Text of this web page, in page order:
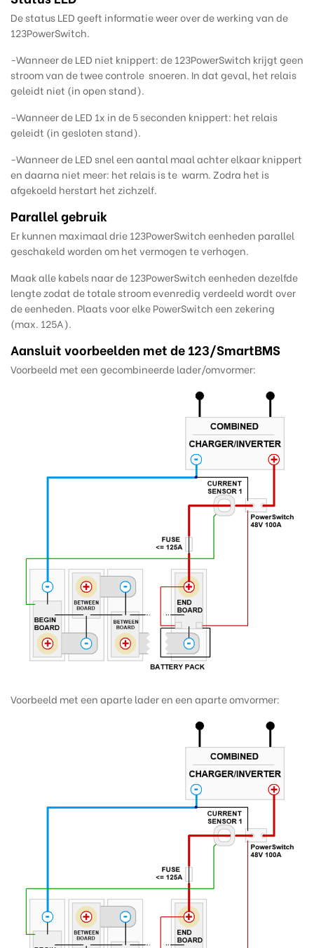
De status LED geeft informatie weer over de werking van de
123PowerSwitch.
-Wanneer de LED niet knippert: de 123PowerSwitch krijgt geen
stroom van de twee controle snoeren. In dat geval, het relais
geleidt niet (in open stand).
-Wanneer de LED 1x in de 5 seconden knippert: het relais
geleidt (in gesloten stand).
-Wanneer de LED snel een aantal maal achter elkaar knippert
en daarna niet meer: het relais is te warm. Zodra het is
afgekoeld herstart het zichzelf.
Parallel gebruik
Er kunnen maximaal drie 123PowerSwitch eenheden parallel
geschakeld worden om het vermogen te verhogen.
Maak alle kabels naar de 123PowerSwitch eenheden dezelfde
lengte zodat de totale stroom evenredig verdeeld wordt over
de eenheden. Plaats voor elke PowerSwitch een zekering
(max. 125A).
Aansluit voorbeelden met de 123/SmartBMS
Voorbeeld met een gecombineerde lader/omvormer:
Voorbeeld met een aparte lader en een aparte omvormer: